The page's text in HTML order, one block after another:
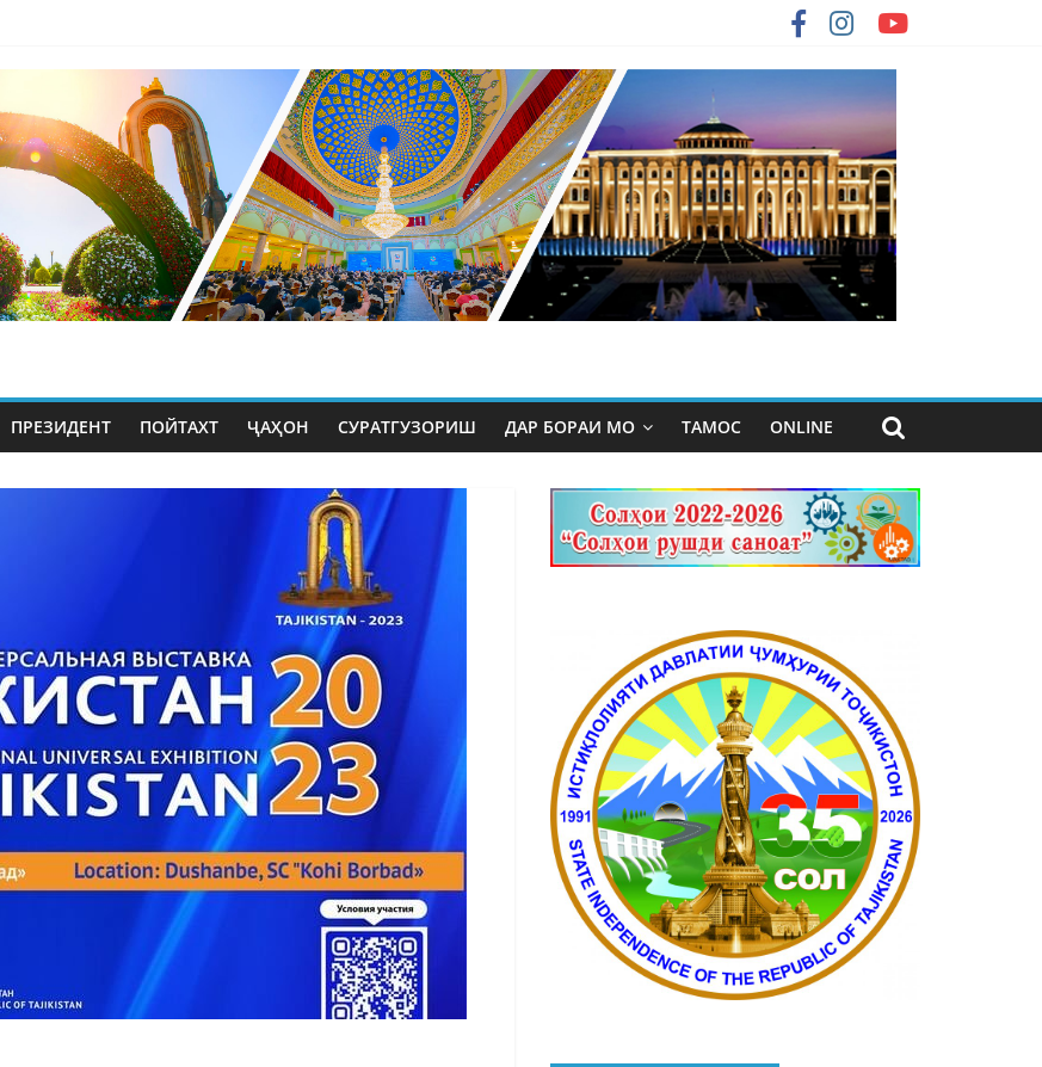
ПРЕЗИДЕНТ ПОЙТАХТ ҶАҲОН СУРАТГУЗОРИШ ДАР БОРАИ МО ТАМОС ONLINE